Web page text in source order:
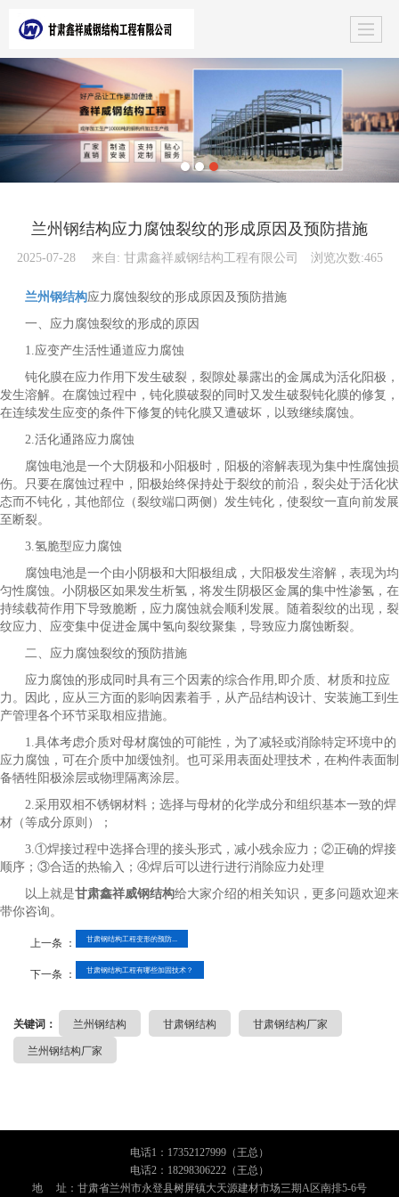
兰州钢结构应力腐蚀裂纹的形成原因及预防措施
2025-07-28 来自: 甘肃鑫祥威钢结构工程有限公司 浏览次数:465
兰州钢结构应力腐蚀裂纹的形成原因及预防措施
一、应力腐蚀裂纹的形成的原因
1.应变产生活性通道应力腐蚀
钝化膜在应力作用下发生破裂，裂隙处暴露出的金属成为活化阳极，
发生溶解。在腐蚀过程中，钝化膜破裂的同时又发生破裂钝化膜的修复，
在连续发生应变的条件下修复的钝化膜又遭破坏，以致继续腐蚀。
2.活化通路应力腐蚀
腐蚀电池是一个大阴极和小阳极时，阳极的溶解表现为集中性腐蚀损
伤。只要在腐蚀过程中，阳极始终保持处于裂纹的前沿，裂尖处于活化状
态而不钝化，其他部位（裂纹端口两侧）发生钝化，使裂纹一直向前发展
至断裂。
3.氢脆型应力腐蚀
腐蚀电池是一个由小阴极和大阳极组成，大阳极发生溶解，表现为均
匀性腐蚀。小阴极区如果发生析氢，将发生阴极区金属的集中性渗氢，在
持续载荷作用下导致脆断，应力腐蚀就会顺利发展。随着裂纹的出现，裂
纹应力、应变集中促进金属中氢向裂纹聚集，导致应力腐蚀断裂。
二、应力腐蚀裂纹的预防措施
应力腐蚀的形成同时具有三个因素的综合作用,即介质、材质和拉应
力。因此，应从三方面的影响因素着手，从产品结构设计、安装施工到生
产管理各个环节采取相应措施。
1.具体考虑介质对母材腐蚀的可能性，为了减轻或消除特定环境中的
应力腐蚀，可在介质中加缓蚀剂。也可采用表面处理技术，在构件表面制
备牺牲阳极涂层或物理隔离涂层。
2.采用双相不锈钢材料；选择与母材的化学成分和组织基本一致的焊
材（等成分原则）；
3.①焊接过程中选择合理的接头形式，减小残余应力；②正确的焊接
顺序；③合适的热输入；④焊后可以进行进行消除应力处理
以上就是甘肃鑫祥威钢结构给大家介绍的相关知识，更多问题欢迎来
带你咨询。
上一条 ： 甘肃钢结构工程变形的预防...
下一条 ： 甘肃钢结构工程有哪些加固技术？
关键词： 兰州钢结构 甘肃钢结构
甘肃钢结构厂家
兰州钢结构厂家
电话1：17352127999（王总）
电话2：18298306222（王总）
地 址：甘肃省兰州市永登县树屏镇大天源建材市场三期A区南排5-6号